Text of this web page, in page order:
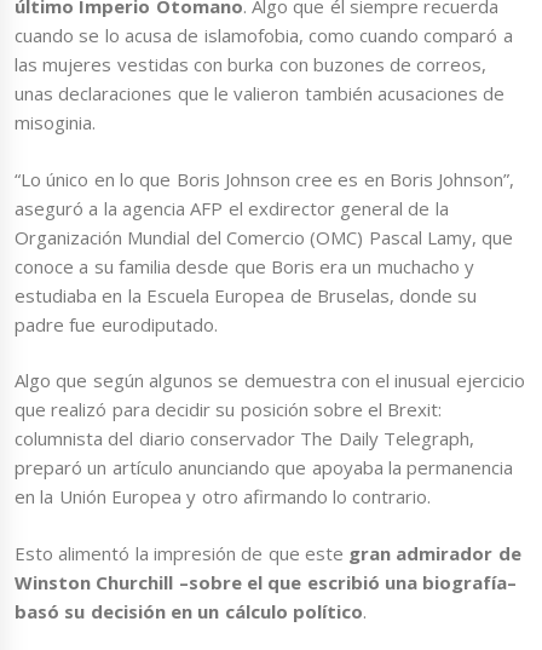
último Imperio Otomano. Algo que él siempre recuerda
cuando se lo acusa de islamofobia, como cuando comparó a
las mujeres vestidas con burka con buzones de correos,
unas declaraciones que le valieron también acusaciones de
misoginia.
“Lo único en lo que Boris Johnson cree es en Boris Johnson”,
aseguró a la agencia AFP el exdirector general de la
Organización Mundial del Comercio (OMC) Pascal Lamy, que
conoce a su familia desde que Boris era un muchacho y
estudiaba en la Escuela Europea de Bruselas, donde su
padre fue eurodiputado.
Algo que según algunos se demuestra con el inusual ejercicio
que realizó para decidir su posición sobre el Brexit:
columnista del diario conservador The Daily Telegraph,
preparó un artículo anunciando que apoyaba la permanencia
en la Unión Europea y otro afirmando lo contrario.
Esto alimentó la impresión de que este gran admirador de
Winston Churchill –sobre el que escribió una biografía–
basó su decisión en un cálculo político.